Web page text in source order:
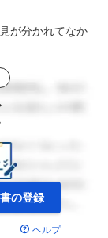
が分かれてなか
の登録
ヘルプ